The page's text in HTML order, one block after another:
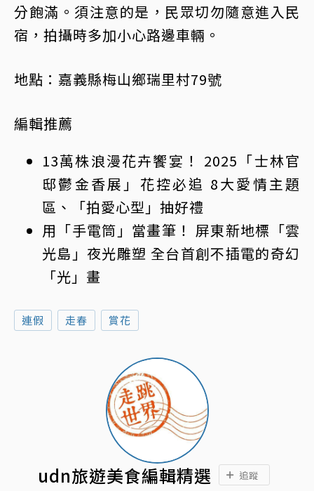
分飽滿。須注意的是，民眾切勿隨意進入民
宿，拍攝時多加小心路邊車輛。
地點：嘉義縣梅山鄉瑞里村79號
編輯推薦
13萬株浪漫花卉饗宴！ 2025「士林官
邸鬱金香展」花控必追 8大愛情主題
區、「拍愛心型」抽好禮
用「手電筒」當畫筆！ 屏東新地標「雲
光島」夜光雕塑 全台首創不插電的奇幻
「光」畫
連假 走春 賞花
udn旅遊美食編輯精選 追蹤